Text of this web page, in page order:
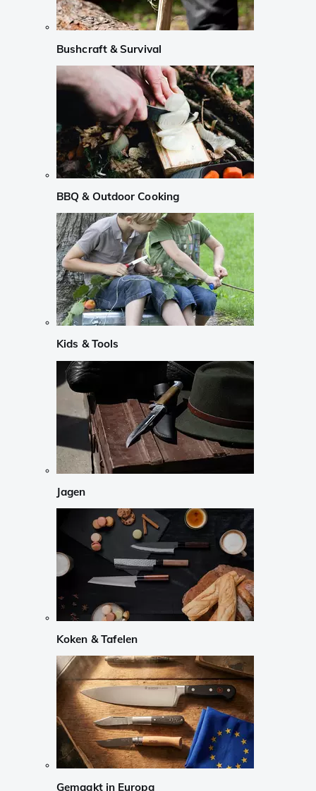
Bushcraft & Survival
BBQ & Outdoor Cooking
Kids & Tools
Jagen
Koken & Tafelen
Gemaakt in Europa